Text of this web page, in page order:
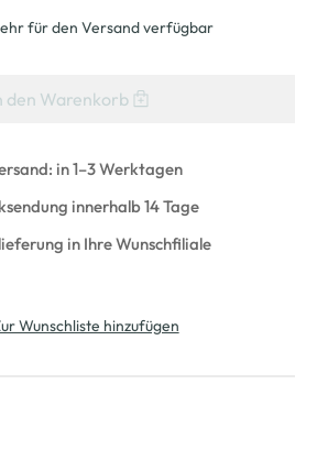
für den Versand verfügbar
den Warenkorb
in 1–3 Werktagen
innerhalb 14 Tage
in Ihre Wunschfiliale
Wunschliste hinzufügen